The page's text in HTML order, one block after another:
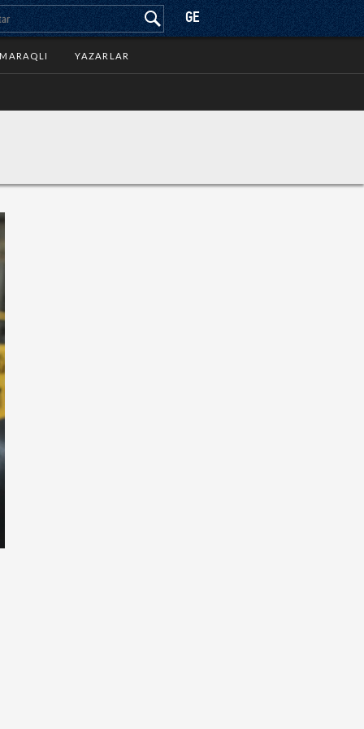
GE
MARAQLI YAZARLAR